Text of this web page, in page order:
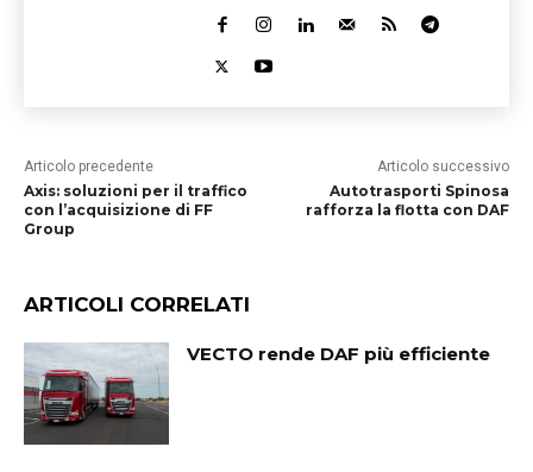
Articolo precedente
Axis: soluzioni per il traffico
con l’acquisizione di FF
Group
Articolo successivo
Autotrasporti Spinosa
rafforza la flotta con DAF
ARTICOLI CORRELATI
VECTO rende DAF più efficiente